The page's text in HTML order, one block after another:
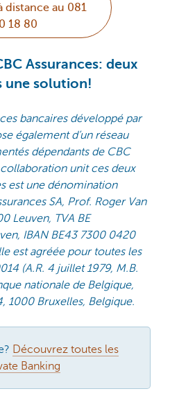
distance au 081
18 80
Assurances: deux
une solution!
bancaires développé par
également d’un réseau
dépendants de CBC
unit ces deux
est une dénomination
SA, Prof. Roger Van
Leuven, TVA BE
IBAN BE43 7300 0420
est agréée pour toutes les
(A.R. 4 juillet 1979, M.B.
nationale de Belgique,
1000 Bruxelles, Belgique.
Découvrez toutes les
Banking